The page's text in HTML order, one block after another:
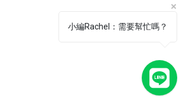
小編Rachel：需要幫忙嗎？